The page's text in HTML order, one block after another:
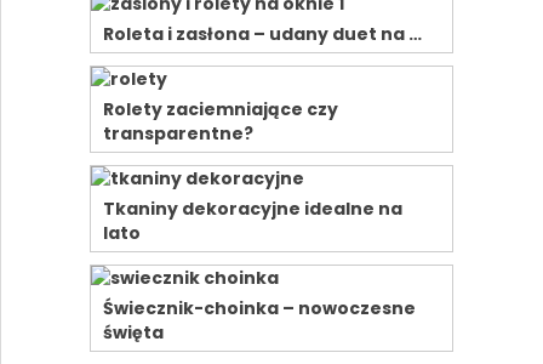
Roleta i zasłona – udany duet na …
Rolety zaciemniające czy
transparentne?
Tkaniny dekoracyjne idealne na
lato
Świecznik-choinka – nowoczesne
święta